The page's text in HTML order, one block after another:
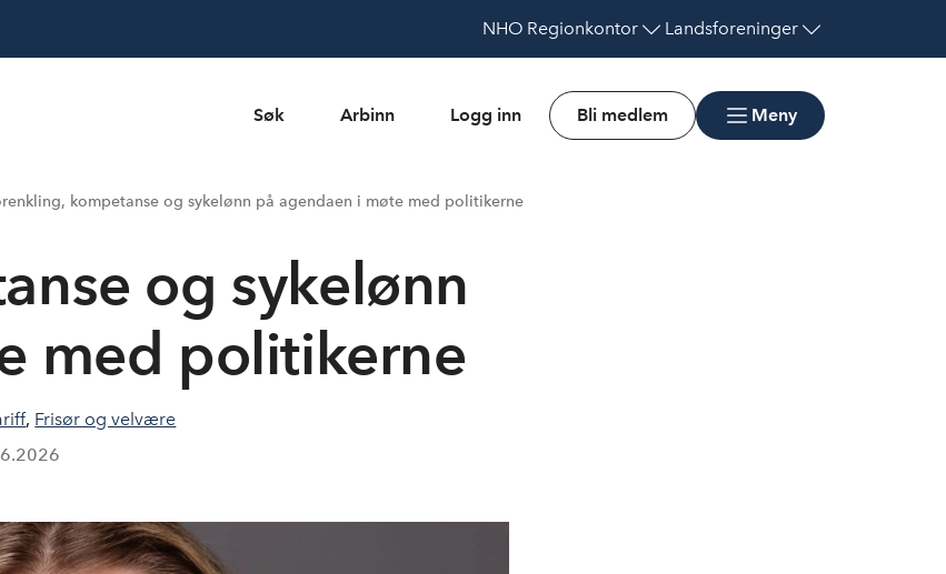
NHO Regionkontor Landsforeninger
Søk Arbinn Logg inn Bli medlem Meny
kompetanse og sykelønn på agendaen i møte med politikerne
og sykelønn
med politikerne
, Frisør og velvære